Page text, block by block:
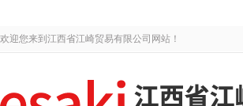
欢迎您来到江西省江崎贸易有限公司网站！